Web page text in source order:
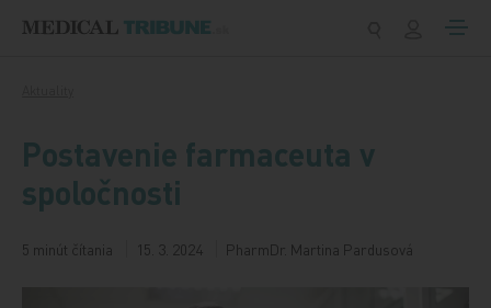
Postavenie farmaceuta v
spoločnosti
5 minút čítania 15. 3. 2024 PharmDr. Martina Pardusová